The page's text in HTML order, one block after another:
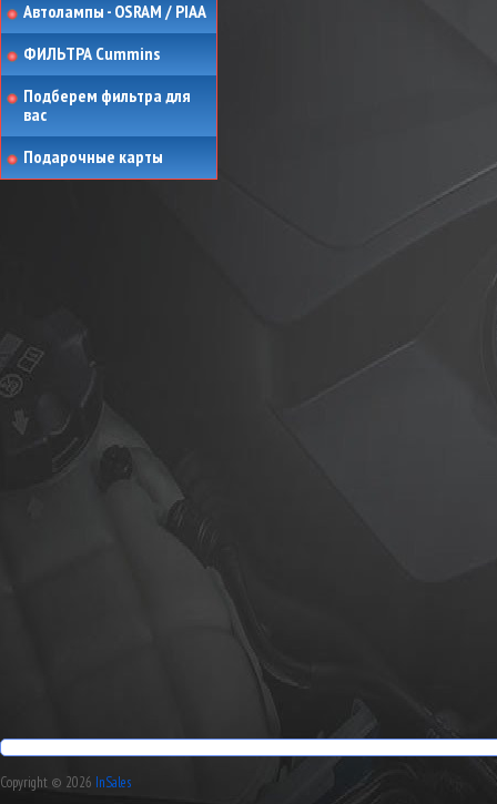
Автолампы - OSRAM / PIAA
ФИЛЬТРА Cummins
Подберем фильтра для
вас
Подарочные карты
Copyright © 2026 InSales